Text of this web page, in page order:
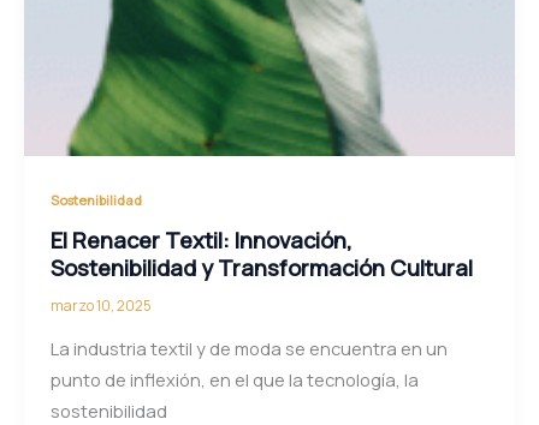
Sostenibilidad
El Renacer Textil: Innovación,
Sostenibilidad y Transformación Cultural
marzo 10, 2025
La industria textil y de moda se encuentra en un
punto de inflexión, en el que la tecnología, la
sostenibilidad